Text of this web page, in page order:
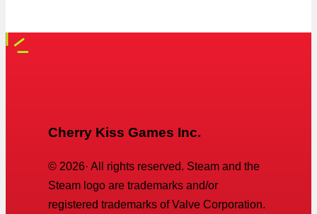
Cherry Kiss Games Inc.
© 2026· All rights reserved. Steam and the
Steam logo are trademarks and/or
registered trademarks of Valve Corporation.